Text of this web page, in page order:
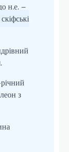
н.е. –
з